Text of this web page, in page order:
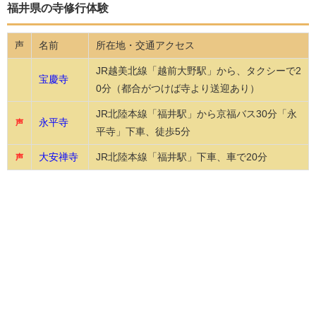
福井県の寺修行体験
声 名前 所在地・交通アクセス
宝慶寺
JR越美北線「越前大野駅」から、タクシーで2
0分（都合がつけば寺より送迎あり）
声 永平寺
JR北陸本線「福井駅」から京福バス30分「永
平寺」下車、徒歩5分
声 大安禅寺 JR北陸本線「福井駅」下車、車で20分